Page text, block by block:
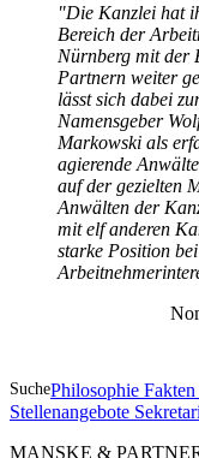
"Die Kanzlei hat
Bereich der
Nürnberg mit der
Partnern weiter
lässt sich dabei
Namensgeber
Markowski als
agierende
auf der gezielten
Anwälten der
mit elf anderen
starke Position
SuchePhilosophie Fakten
Stellenangebote
MANSKE &